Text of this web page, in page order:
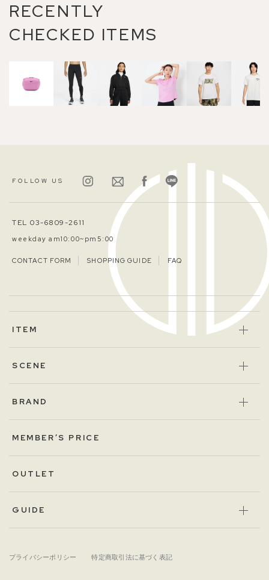
RECENTLY
CHECKED ITEMS
FOLLOW US
TEL 03-6809-2611
weekday am10:00~pm5:00
CONTACT FORM SHOPPING GUIDE FAQ
ITEM
SCENE
BRAND
MEMBER’S PRICE
OUTLET
GUIDE
プライバシーポリシー 特定商取引法に基づく表記